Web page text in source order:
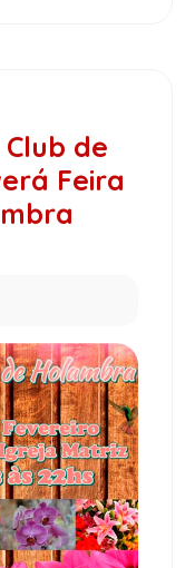
de
Feira